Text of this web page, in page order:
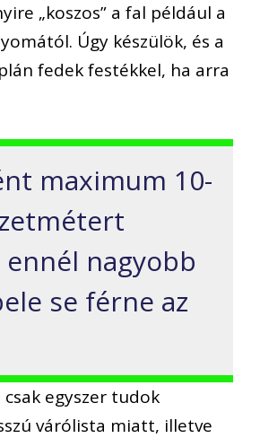
„koszos” a fal például a
Úgy készülök, és a
fedek festékkel, ha arra
maximum 10-
nagyobb
se férne az
csak egyszer tudok
várólista miatt, illetve